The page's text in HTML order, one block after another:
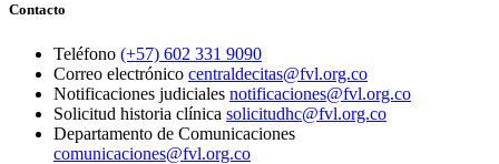
Contacto
Teléfono (+57) 602 331 9090
Correo electrónico centraldecitas@fvl.org.co
Notificaciones judiciales notificaciones@fvl.org.co
Solicitud historia clínica solicitudhc@fvl.org.co
Departamento de Comunicaciones
comunicaciones@fvl.org.co